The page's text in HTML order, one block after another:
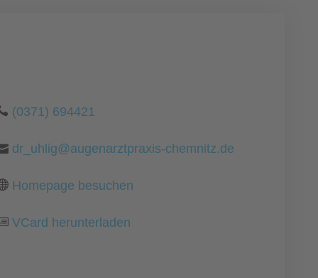
(0371) 694421
dr_uhlig@augenarztpraxis-chemnitz.de
Homepage besuchen
VCard herunterladen